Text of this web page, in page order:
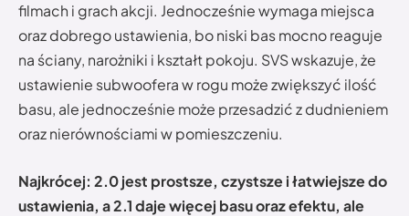
filmach i grach akcji. Jednocześnie wymaga miejsca
oraz dobrego ustawienia, bo niski bas mocno reaguje
na ściany, narożniki i kształt pokoju. SVS wskazuje, że
ustawienie subwoofera w rogu może zwiększyć ilość
basu, ale jednocześnie może przesadzić z dudnieniem
oraz nierównościami w pomieszczeniu.
Najkrócej: 2.0 jest prostsze, czystsze i łatwiejsze do
ustawienia, a 2.1 daje więcej basu oraz efektu, ale